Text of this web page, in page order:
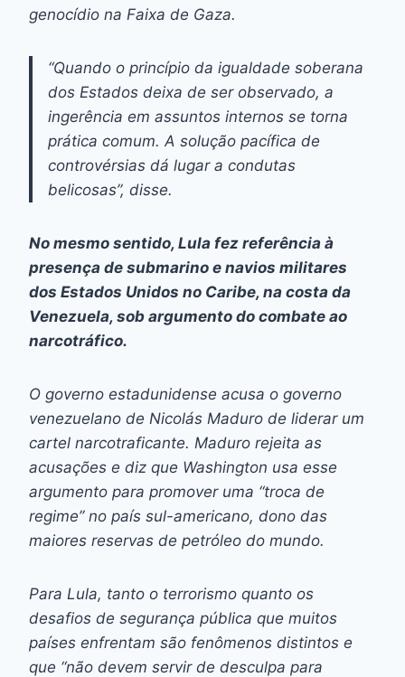
genocídio na Faixa de Gaza.
“Quando o princípio da igualdade soberana
dos Estados deixa de ser observado, a
ingerência em assuntos internos se torna
prática comum. A solução pacífica de
controvérsias dá lugar a condutas
belicosas”, disse.
No mesmo sentido, Lula fez referência à
presença de submarino e navios militares
dos Estados Unidos no Caribe, na costa da
Venezuela, sob argumento do combate ao
narcotráfico.
O governo estadunidense acusa o governo
venezuelano de Nicolás Maduro de liderar um
cartel narcotraficante. Maduro rejeita as
acusações e diz que Washington usa esse
argumento para promover uma “troca de
regime” no país sul-americano, dono das
maiores reservas de petróleo do mundo.
Para Lula, tanto o terrorismo quanto os
desafios de segurança pública que muitos
países enfrentam são fenômenos distintos e
que “não devem servir de desculpa para